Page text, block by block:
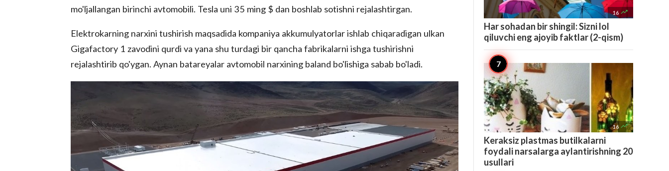
mo'ljallangan birinchi avtomobili. Tesla uni 35 ming $ dan boshlab sotishni rejalashtirgan.
Elektrokarning narxini tushirish maqsadida kompaniya akkumulyatorlar ishlab chiqaradigan ulkan
Gigafactory 1 zavodini qurdi va yana shu turdagi bir qancha fabrikalarni ishga tushirishni
rejalashtirib qo'ygan. Aynan batareyalar avtomobil narxining baland bo'lishiga sabab bo'ladi.
16 
Har sohadan bir shingil: Sizni lol
qiluvchi eng ajoyib faktlar (2-qism)
16 
Keraksiz plastmas butilkalarni
foydali narsalarga aylantirishning 20
usullari